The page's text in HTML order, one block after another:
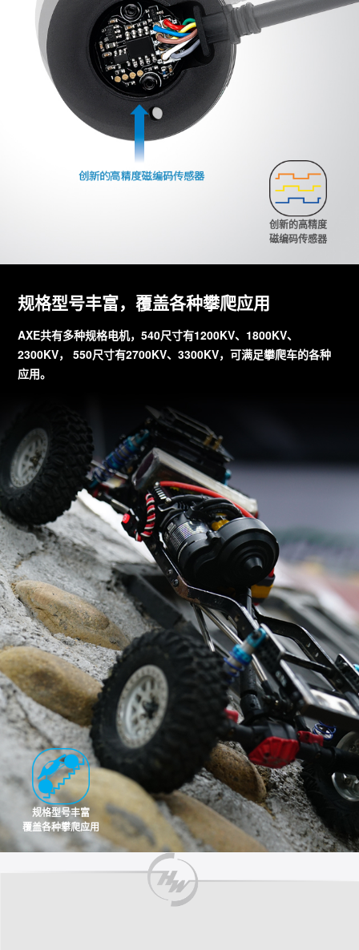
创新的高精度
磁编码传感器
规格型号丰富，覆盖各种攀爬应用
AXE共有多种规格电机，540尺寸有1200KV、1800KV、
2300KV， 550尺寸有2700KV、3300KV，可满足攀爬车的各种
应用。
规格型号丰富
覆盖各种攀爬应用